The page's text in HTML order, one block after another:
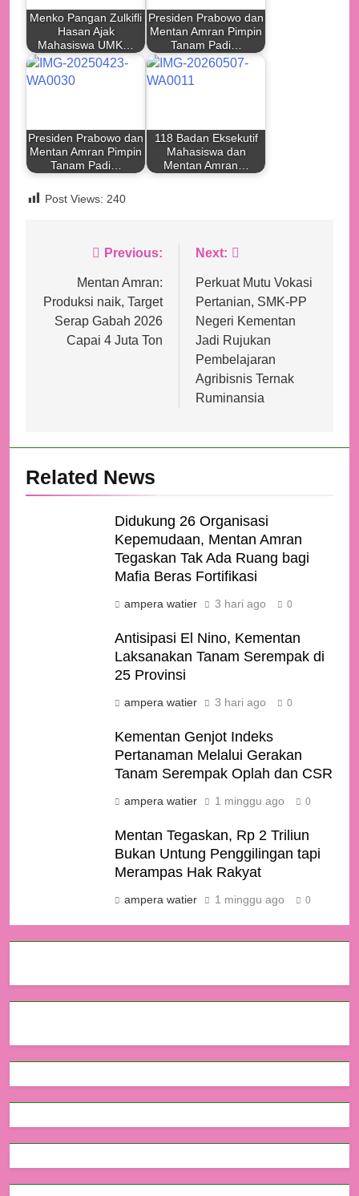
Menko Pangan Zulkifli
Hasan Ajak
Mahasiswa UMK…
Presiden Prabowo dan
Mentan Amran Pimpin
Tanam Padi…
Presiden Prabowo dan
Mentan Amran Pimpin
Tanam Padi…
118 Badan Eksekutif
Mahasiswa dan
Mentan Amran…
Post Views: 240
NavigasiPrevious:
Mentan Amran:
Produksi naik, Target
Serap Gabah 2026
Capai 4 Juta Ton
Next:
Perkuat Mutu Vokasi
Pertanian, SMK-PP
Negeri Kementan
Jadi Rujukan
Pembelajaran
Agribisnis Ternak
Ruminansia
Related News
Didukung 26 Organisasi
Kepemudaan, Mentan Amran
Tegaskan Tak Ada Ruang bagi
Mafia Beras Fortifikasi
ampera watier 3 hari ago 0
Antisipasi El Nino, Kementan
Laksanakan Tanam Serempak di
25 Provinsi
ampera watier 3 hari ago 0
Kementan Genjot Indeks
Pertanaman Melalui Gerakan
Tanam Serempak Oplah dan CSR
ampera watier 1 minggu ago 0
Mentan Tegaskan, Rp 2 Triliun
Bukan Untung Penggilingan tapi
Merampas Hak Rakyat
ampera watier 1 minggu ago 0